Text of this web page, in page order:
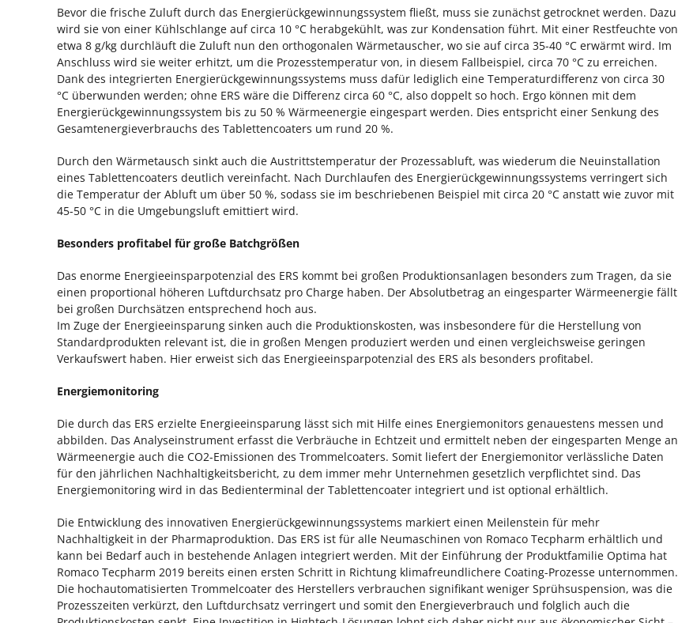
Bevor die frische Zuluft durch das Energierückgewinnungssystem fließt, muss sie zunächst getrocknet werden. Dazu
wird sie von einer Kühlschlange auf circa 10 °C herabgekühlt, was zur Kondensation führt. Mit einer Restfeuchte von
etwa 8 g/kg durchläuft die Zuluft nun den orthogonalen Wärmetauscher, wo sie auf circa 35-40 °C erwärmt wird. Im
Anschluss wird sie weiter erhitzt, um die Prozesstemperatur von, in diesem Fallbeispiel, circa 70 °C zu erreichen.
Dank des integrierten Energierückgewinnungssystems muss dafür lediglich eine Temperaturdifferenz von circa 30
°C überwunden werden; ohne ERS wäre die Differenz circa 60 °C, also doppelt so hoch. Ergo können mit dem
Energierückgewinnungssystem bis zu 50 % Wärmeenergie eingespart werden. Dies entspricht einer Senkung des
Gesamtenergieverbrauchs des Tablettencoaters um rund 20 %.
Durch den Wärmetausch sinkt auch die Austrittstemperatur der Prozessabluft, was wiederum die Neuinstallation
eines Tablettencoaters deutlich vereinfacht. Nach Durchlaufen des Energierückgewinnungssystems verringert sich
die Temperatur der Abluft um über 50 %, sodass sie im beschriebenen Beispiel mit circa 20 °C anstatt wie zuvor mit
45-50 °C in die Umgebungsluft emittiert wird.
Besonders profitabel für große Batchgrößen
Das enorme Energieeinsparpotenzial des ERS kommt bei großen Produktionsanlagen besonders zum Tragen, da sie
einen proportional höheren Luftdurchsatz pro Charge haben. Der Absolutbetrag an eingesparter Wärmeenergie fällt
bei großen Durchsätzen entsprechend hoch aus.
Im Zuge der Energieeinsparung sinken auch die Produktionskosten, was insbesondere für die Herstellung von
Standardprodukten relevant ist, die in großen Mengen produziert werden und einen vergleichsweise geringen
Verkaufswert haben. Hier erweist sich das Energieeinsparpotenzial des ERS als besonders profitabel.
Energiemonitoring
Die durch das ERS erzielte Energieeinsparung lässt sich mit Hilfe eines Energiemonitors genauestens messen und
abbilden. Das Analyseinstrument erfasst die Verbräuche in Echtzeit und ermittelt neben der eingesparten Menge an
Wärmeenergie auch die CO2-Emissionen des Trommelcoaters. Somit liefert der Energiemonitor verlässliche Daten
für den jährlichen Nachhaltigkeitsbericht, zu dem immer mehr Unternehmen gesetzlich verpflichtet sind. Das
Energiemonitoring wird in das Bedienterminal der Tablettencoater integriert und ist optional erhältlich.
Die Entwicklung des innovativen Energierückgewinnungssystems markiert einen Meilenstein für mehr
Nachhaltigkeit in der Pharmaproduktion. Das ERS ist für alle Neumaschinen von Romaco Tecpharm erhältlich und
kann bei Bedarf auch in bestehende Anlagen integriert werden. Mit der Einführung der Produktfamilie Optima hat
Romaco Tecpharm 2019 bereits einen ersten Schritt in Richtung klimafreundlichere Coating-Prozesse unternommen.
Die hochautomatisierten Trommelcoater des Herstellers verbrauchen signifikant weniger Sprühsuspension, was die
Prozesszeiten verkürzt, den Luftdurchsatz verringert und somit den Energieverbrauch und folglich auch die